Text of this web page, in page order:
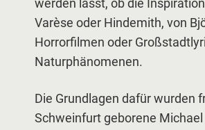
werden lässt, ob die
Varèse oder Hindemith, von
Horrorfilmen oder
Naturphänomenen.
Die Grundlagen dafür wurden
Schweinfurt geborene